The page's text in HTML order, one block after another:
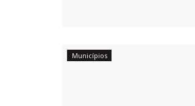
Municípios